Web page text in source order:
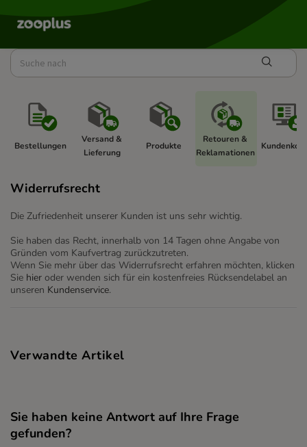
Bestellungen
Versand &
Lieferung
Produkte
Retouren &
Reklamationen
Widerrufsrecht
Die Zufriedenheit unserer Kunden ist uns sehr wichtig.
Sie haben das Recht, innerhalb von 14 Tagen ohne Angabe von
Gründen vom Kaufvertrag zurückzutreten.
Wenn Sie mehr über das Widerrufsrecht erfahren möchten, klicken
Sie hier oder wenden sich für ein kostenfreies Rücksendelabel an
unseren Kundenservice.
Verwandte Artikel
Sie haben keine Antwort auf Ihre Frage
gefunden?